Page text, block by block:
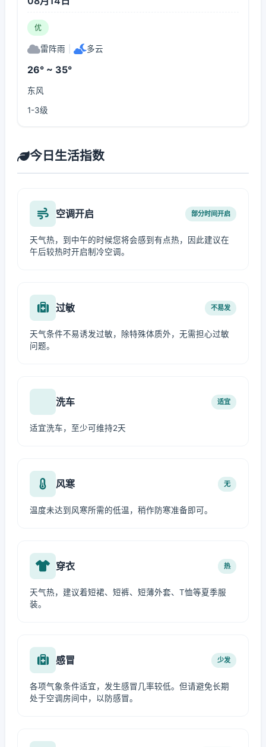
优
雷阵雨 多云
26° ~ 35°
东风
1-3级
今日生活指数
空调开启 部分时间开启
天气热，到中午的时候您将会感到有点热，因此建议在
午后较热时开启制冷空调。
过敏 不易发
天气条件不易诱发过敏，除特殊体质外，无需担心过敏
问题。
洗车 适宜
适宜洗车，至少可维持2天
风寒 无
温度未达到风寒所需的低温，稍作防寒准备即可。
穿衣 热
天气热，建议着短裙、短裤、短薄外套、T恤等夏季服
装。
感冒 少发
各项气象条件适宜，发生感冒几率较低。但请避免长期
处于空调房间中，以防感冒。